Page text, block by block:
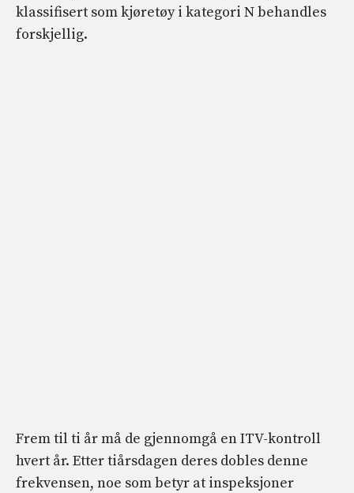
klassifisert som kjøretøy i kategori N behandles
forskjellig.
Frem til ti år må de gjennomgå en ITV-kontroll
hvert år. Etter tiårsdagen deres dobles denne
frekvensen, noe som betyr at inspeksjoner